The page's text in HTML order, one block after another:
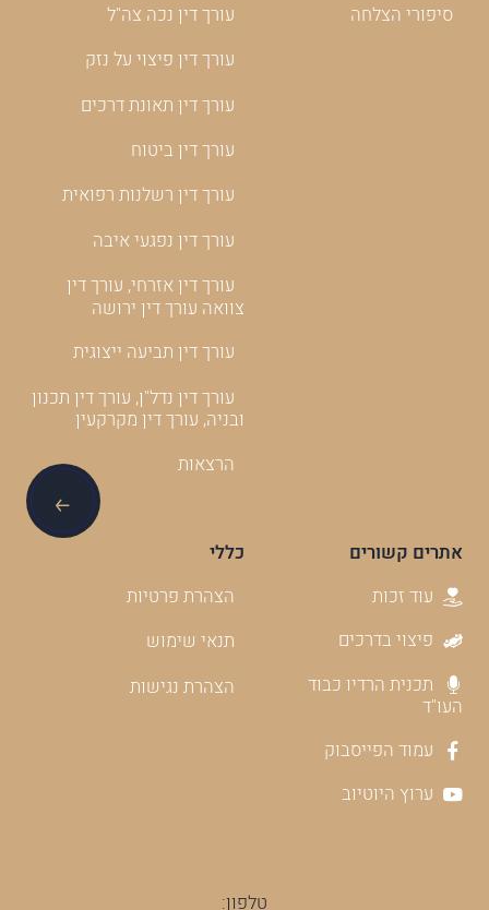
סיפורי הצלחה
עורך דין נכה צה"ל
עורך דין פיצוי על נזק
עורך דין תאונת דרכים
עורך דין ביטוח
עורך דין רשלנות רפואית
עורך דין נפגעי איבה
עורך דין אזרחי, עורך דין
צוואה עורך דין ירושה
עורך דין תביעה ייצוגית
עורך דין נדל"ן, עורך דין תכנון
ובניה, עורך דין מקרקעין
הרצאות
אתרים קשורים
עוד זכות
פיצוי בדרכים
תכנית הרדיו כבוד
העו"ד
עמוד הפייסבוק
ערוץ היוטיוב
כללי
הצהרת פרטיות
תנאי שימוש
הצהרת נגישות
טלפון: